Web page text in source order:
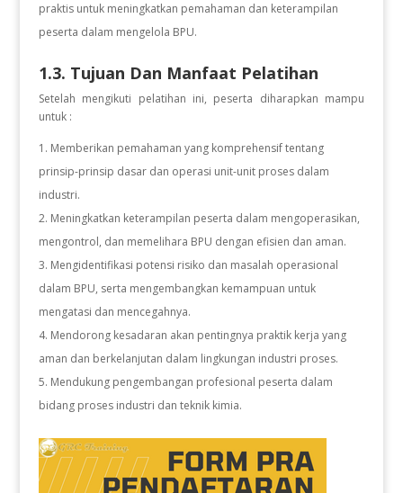
praktis untuk meningkatkan pemahaman dan keterampilan
peserta dalam mengelola BPU.
1.3. Tujuan Dan Manfaat Pelatihan
Setelah mengikuti pelatihan ini, peserta diharapkan mampu
untuk :
Memberikan pemahaman yang komprehensif tentang
prinsip-prinsip dasar dan operasi unit-unit proses dalam
industri.
Meningkatkan keterampilan peserta dalam mengoperasikan,
mengontrol, dan memelihara BPU dengan efisien dan aman.
Mengidentifikasi potensi risiko dan masalah operasional
dalam BPU, serta mengembangkan kemampuan untuk
mengatasi dan mencegahnya.
Mendorong kesadaran akan pentingnya praktik kerja yang
aman dan berkelanjutan dalam lingkungan industri proses.
Mendukung pengembangan profesional peserta dalam
bidang proses industri dan teknik kimia.